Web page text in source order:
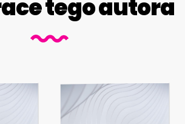
tego autora